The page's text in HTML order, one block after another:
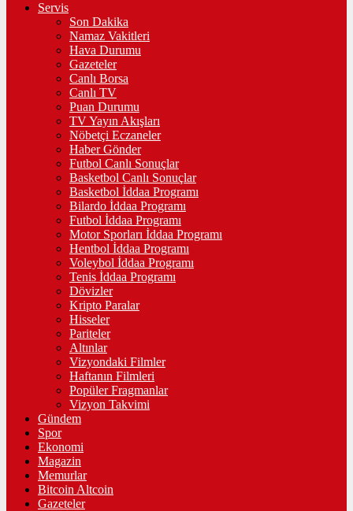
Servis
Son Dakika
Namaz Vakitleri
Hava Durumu
Gazeteler
Canlı Borsa
Canlı TV
Puan Durumu
TV Yayın Akışları
Nöbetçi Eczaneler
Haber Gönder
Futbol Canlı Sonuçlar
Basketbol Canlı Sonuçlar
Basketbol İddaa Programı
Bilardo İddaa Programı
Futbol İddaa Programı
Motor Sporları İddaa Programı
Hentbol İddaa Programı
Voleybol İddaa Programı
Tenis İddaa Programı
Dövizler
Kripto Paralar
Hisseler
Pariteler
Altınlar
Vizyondaki Filmler
Haftanın Filmleri
Popüler Fragmanlar
Vizyon Takvimi
Gündem
Spor
Ekonomi
Magazin
Memurlar
Bitcoin Altcoin
Gazeteler